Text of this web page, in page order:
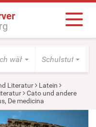
wählen Schulstufe
Literatur
Latein
Cato und andere
De medicina